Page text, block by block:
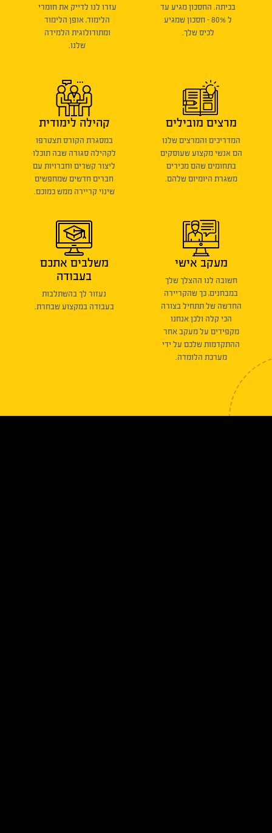
בכיתה. החסכון מגיע עד
ל 80% - חסכון שמגיע
לכיס שלך.
עזרו לנו לדייק את חומרי
הלימוד, אופן הלימוד
ומתודולוגית הלמידה
שלנו.
מרצים מובילים
המדריכים והמרצים שלנו
הם אנשי מקצוע שעוסקים
בתחומים שהם מכירים
משגרת היומיום שלהם.
קהילה לימודית
במסגרת הקורס תצטרפו
לקהילה סגורה שבה תוכלו
ליצור קשרים וחברויות עם
חברים חדשים שמחפשים
שינוי קריירה ממש כמוכם.
מעקב אישי
חשובה לנו ההצלך שלך
במבחנים, כך שהקריירה
החדשה של תתחיל בצורה
הכי קלה ולכן אנחנו
מקפידים על מעקב אחר
ההתקדמות שלכם על ידי
מערכת הלומדה.
משלבים אתכם
בעבודה
נעזור לך בהשתלבות
בעבודה במקצוע שבחרת.